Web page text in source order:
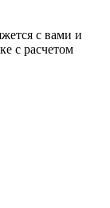
с вами и
с расчетом